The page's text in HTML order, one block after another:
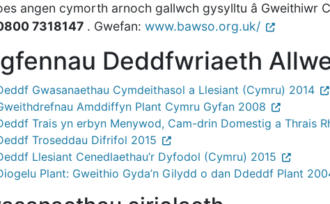
angen cymorth arnoch gallwch gysylltu â Gweithiwr
7318147 . Gwefan: www.bawso.org.uk/
Deddfwriaeth
Gwasanaethau Cymdeithasol a Llesiant (Cymru) 2014
Amddiffyn Plant Cymru Gyfan 2008
Trais yn erbyn Menywod, Cam-drin Domestig a Thrais
Troseddau Difrifol 2015
Llesiant Cenedlaethau’r Dyfodol (Cymru) 2015
Plant: Gweithio Gyda’n Gilydd o dan Ddeddf Plant